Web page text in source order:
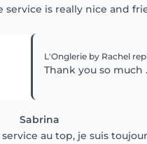
service is really nice and
L'Onglerie by Rachel
Thank you so much
Sabrina
service au top, je suis